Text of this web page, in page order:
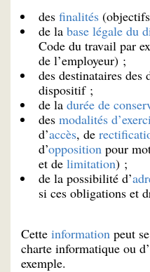
des finalités
de la base légale du
Code du travail par
de l’employeur) ;
des destinataires des
dispositif ;
de la durée de
des modalités
d’accès, de
d’opposition pour
et de limitation) ;
de la possibilité d’
si ces obligations et
Cette information peut
charte informatique ou
exemple.